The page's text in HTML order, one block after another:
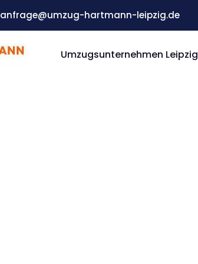
anfrage@umzug-hartmann-leipzig.de
Umzugsunternehmen Leipzig